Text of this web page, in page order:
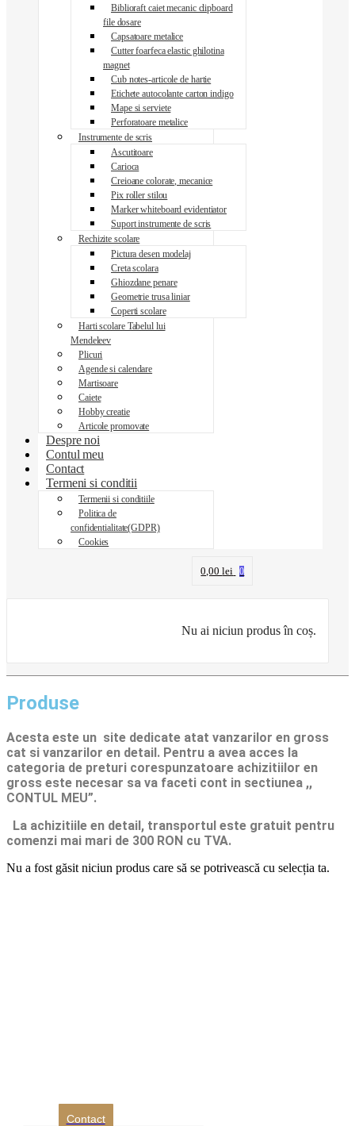
Biblioraft caiet mecanic clipboard
file dosare
Capsatoare metalice
Cutter foarfeca elastic ghilotina
magnet
Cub notes-articole de hartie
Etichete autocolante carton indigo
Mape si serviete
Perforatoare metalice
Instrumente de scris
Ascutitoare
Carioca
Creioane colorate, mecanice
Pix roller stilou
Marker whiteboard evidentiator
Suport instrumente de scris
Rechizite scolare
Pictura desen modelaj
Creta scolara
Ghiozdane penare
Geometrie trusa liniar
Coperti scolare
Harti scolare Tabelul lui
Mendeleev
Plicuri
Agende si calendare
Martisoare
Caiete
Hobby creatie
Articole promovate
Despre noi
Contul meu
Contact
Termeni si conditii
Termenii si conditiile
Politica de
confidentialitate(GDPR)
Cookies
0,00lei 0
Nu ai niciun produs în coș.
Produse
Acesta este un site dedicate atat vanzarilor en gross
cat si vanzarilor en detail. Pentru a avea acces la
categoria de preturi corespunzatoare achizitiilor en
gross este necesar sa va faceti cont in sectiunea ,,
CONTUL MEU”.
La achizitiile en detail, transportul este gratuit pentru
comenzi mai mari de 300 RON cu TVA.
Nu a fost găsit niciun produs care să se potrivească cu selecția ta.
Contact